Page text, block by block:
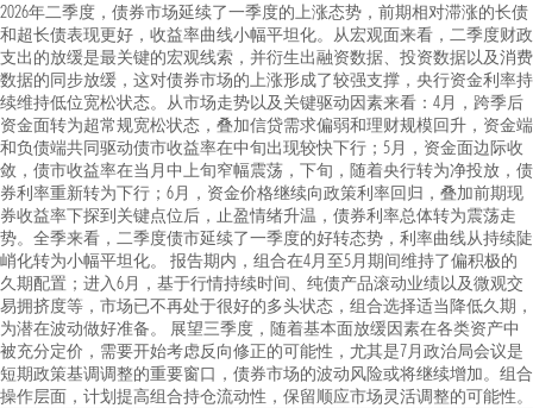
2026年二季度，债券市场延续了一季度的上涨态势，前期相对滞涨的长债
和超长债表现更好，收益率曲线小幅平坦化。从宏观面来看，二季度财政
支出的放缓是最关键的宏观线索，并衍生出融资数据、投资数据以及消费
数据的同步放缓，这对债券市场的上涨形成了较强支撑，央行资金利率持
续维持低位宽松状态。从市场走势以及关键驱动因素来看：4月，跨季后
资金面转为超常规宽松状态，叠加信贷需求偏弱和理财规模回升，资金端
和负债端共同驱动债市收益率在中旬出现较快下行；5月，资金面边际收
敛，债市收益率在当月中上旬窄幅震荡，下旬，随着央行转为净投放，债
券利率重新转为下行；6月，资金价格继续向政策利率回归，叠加前期现
券收益率下探到关键点位后，止盈情绪升温，债券利率总体转为震荡走
势。全季来看，二季度债市延续了一季度的好转态势，利率曲线从持续陡
峭化转为小幅平坦化。 报告期内，组合在4月至5月期间维持了偏积极的
久期配置；进入6月，基于行情持续时间、纯债产品滚动业绩以及微观交
易拥挤度等，市场已不再处于很好的多头状态，组合选择适当降低久期，
为潜在波动做好准备。 展望三季度，随着基本面放缓因素在各类资产中
被充分定价，需要开始考虑反向修正的可能性，尤其是7月政治局会议是
短期政策基调调整的重要窗口，债券市场的波动风险或将继续增加。组合
操作层面，计划提高组合持仓流动性，保留顺应市场灵活调整的可能性。